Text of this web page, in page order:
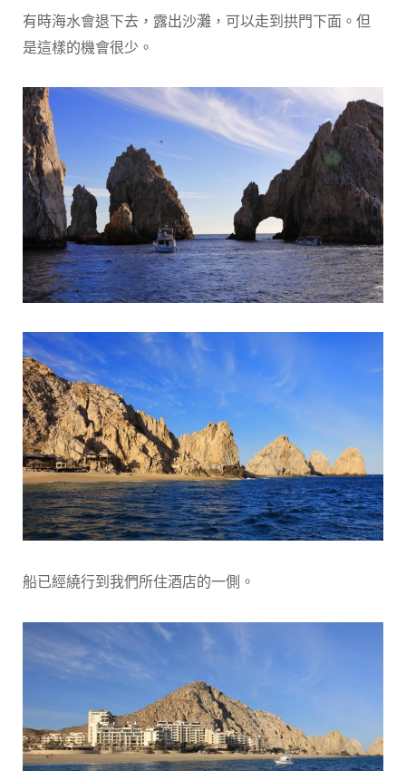
有時海水會退下去，露出沙灘，可以走到拱門下面。但
是這樣的機會很少。
船已經繞行到我們所住酒店的一側。